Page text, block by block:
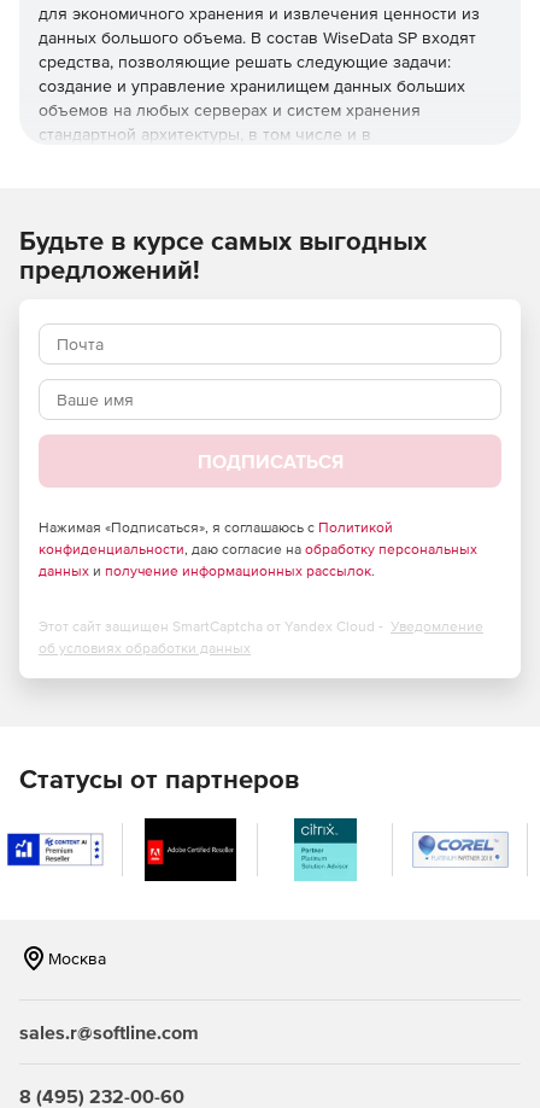
для экономичного хранения и извлечения ценности из
данных большого объема. В состав WiseData SP входят
средства, позволяющие решать следующие задачи:
создание и управление хранилищем данных больших
объемов на любых серверах и систем хранения
стандартной архитектуры, в том числе и в
Характеристики WiseData SP:
архитектуры.
Совместимость с облачными средами.
Поддержка сред обработки структурированных (SQL)
Массивно параллельная обработка данных (MPP).
данных (теоретически без ограничения).
Надежность хранения enterprise класса
обеспечивается за счет хранения нескольких копий
неисправных узлов осуществляется автоматическая
Будьте в курсе самых выгодных
предложений!
ПОДПИСАТЬСЯ
Нажимая «Подписаться», я соглашаюсь с Политикой
конфиденциальности, даю согласие на обработку персональных
данных и получение информационных рассылок.
Этот сайт защищен SmartCaptcha от Yandex Cloud - Уведомление
об условиях обработки данных
Статусы от партнеров
Москва
sales.r@softline.com
8 (495) 232-00-60